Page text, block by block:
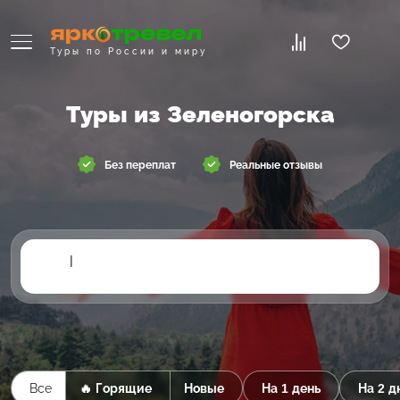
Туры по России и миру
Туры из Зеленогорска
Без переплат Реальные отзывы
|
Все 🔥 Горящие Новые На 1 день На 2